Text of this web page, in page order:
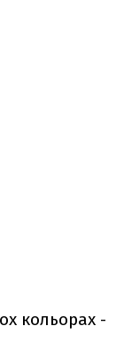
кольорах -